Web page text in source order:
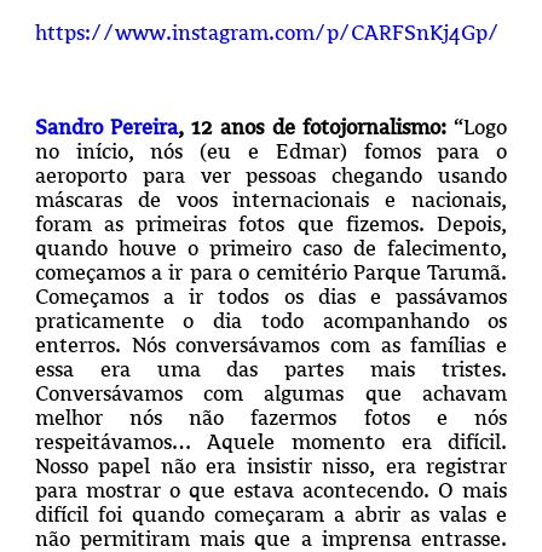
https://www.instagram.com/p/CARFSnKj4Gp/
Sandro Pereira, 12 anos de fotojornalismo:“Logo
no início, nós (eu e Edmar) fomos para o
aeroporto para ver pessoas chegando usando
máscaras de voos internacionais e nacionais,
foram as primeiras fotos que fizemos. Depois,
quando houve o primeiro caso de falecimento,
começamos a ir para o cemitério Parque Tarumã.
Começamos a ir todos os dias e passávamos
praticamente o dia todo acompanhando os
enterros. Nós conversávamos com as famílias e
essa era uma das partes mais tristes.
Conversávamos com algumas que achavam
melhor nós não fazermos fotos e nós
respeitávamos… Aquele momento era difícil.
Nosso papel não era insistir nisso, era registrar
para mostrar o que estava acontecendo. O mais
difícil foi quando começaram a abrir as valas e
não permitiram mais que a imprensa entrasse.